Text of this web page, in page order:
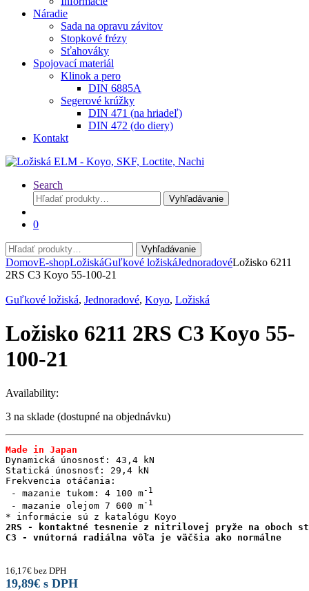
Náradie
Sada na opravu závitov
Stopkové frézy
Sťahováky
Spojovací materiál
Klinok a pero
DIN 6885A
Segerové krúžky
DIN 471 (na hriadeľ)
DIN 472 (do diery)
Kontakt
Search
Hľadať:
Vyhľadávanie
0
Hľadať:
Vyhľadávanie
DomovE-shopLožiskáGuľkové ložiskáJednoradovéLožisko 6211
2RS C3 Koyo 55-100-21
Guľkové ložiská, Jednoradové, Koyo, Ložiská
Ložisko 6211 2RS C3 Koyo 55-
100-21
Availability:
3 na sklade (dostupné na objednávku)
Made in Japan
Dynamická únosnosť: 43,4 kN
Statická únosnosť: 29,4 kN
Frekvencia otáčania:
- mazanie tukom: 4 100 m
- mazanie olejom 7 600 m
2RS - kontaktné tesnenie z nitrilovej pryže na oboch
C3 - vnútorná radiálna vôľa je väčšia ako normálne
16,17€ bez DPH
19,89€ s DPH